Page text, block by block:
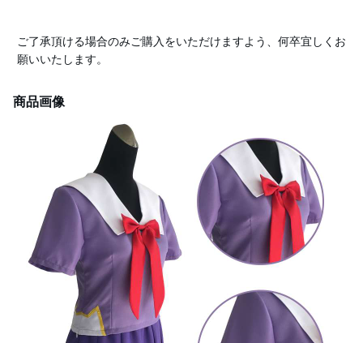
ご了承頂ける場合のみご購入をいただけますよう、何卒宜しくお
願いいたします。
商品画像